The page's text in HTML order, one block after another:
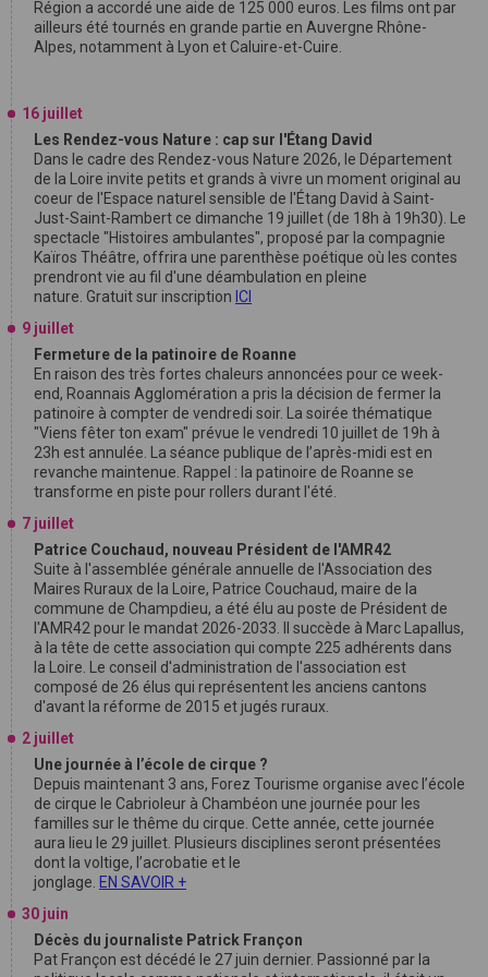
Région a accordé une aide de 125 000 euros. Les films ont par
ailleurs été tournés en grande partie en Auvergne Rhône-
Alpes, notamment à Lyon et Caluire-et-Cuire.
16 juillet
Les Rendez-vous Nature : cap sur l'Étang David
Dans le cadre des Rendez-vous Nature 2026, le Département
de la Loire invite petits et grands à vivre un moment original au
coeur de l'Espace naturel sensible de l'Étang David à Saint-
Just-Saint-Rambert ce dimanche 19 juillet (de 18h à 19h30). Le
spectacle "Histoires ambulantes", proposé par la compagnie
Kaïros Théâtre, offrira une parenthèse poétique où les contes
prendront vie au fil d'une déambulation en pleine
nature. Gratuit sur inscription ICI
9 juillet
Fermeture de la patinoire de Roanne
En raison des très fortes chaleurs annoncées pour ce week-
end, Roannais Agglomération a pris la décision de fermer la
patinoire à compter de vendredi soir. La soirée thématique
"Viens fêter ton exam" prévue le vendredi 10 juillet de 19h à
23h est annulée. La séance publique de l’après-midi est en
revanche maintenue. Rappel : la patinoire de Roanne se
transforme en piste pour rollers durant l'été.
7 juillet
Patrice Couchaud, nouveau Président de l'AMR42
Suite à l'assemblée générale annuelle de l'Association des
Maires Ruraux de la Loire, Patrice Couchaud, maire de la
commune de Champdieu, a été élu au poste de Président de
l'AMR42 pour le mandat 2026-2033. Il succède à Marc Lapallus,
à la tête de cette association qui compte 225 adhérents dans
la Loire. Le conseil d'administration de l'association est
composé de 26 élus qui représentent les anciens cantons
d'avant la réforme de 2015 et jugés ruraux.
2 juillet
Une journée à l’école de cirque ?
Depuis maintenant 3 ans, Forez Tourisme organise avec l’école
de cirque le Cabrioleur à Chambéon une journée pour les
familles sur le thême du cirque. Cette année, cette journée
aura lieu le 29 juillet. Plusieurs disciplines seront présentées
dont la voltige, l’acrobatie et le
jonglage. EN SAVOIR +
30 juin
Décès du journaliste Patrick Françon
Pat Françon est décédé le 27 juin dernier. Passionné par la